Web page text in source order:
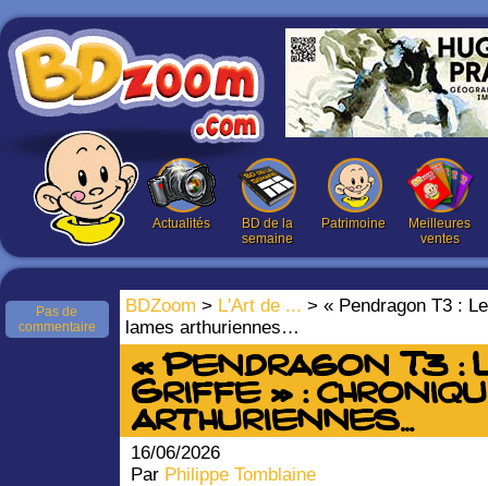
Actualités
BD de la
semaine
Patrimoine
Meilleures
ventes
BDZoom > L'Art de ... > « Pendragon T3 :
lames arthuriennes…
Pas de
commentaire
« Pendragon T3 :
Griffe » :
arthuriennes…
16/06/2026
Par Philippe Tomblaine